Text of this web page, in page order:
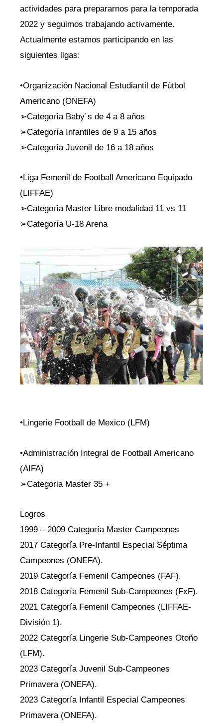
actividades para prepararnos para la temporada
2022 y seguimos trabajando activamente.
Actualmente estamos participando en las
siguientes ligas:
•Organización Nacional Estudiantil de Fútbol
Americano (ONEFA)
➢Categoría Baby´s de 4 a 8 años
➢Categoría Infantiles de 9 a 15 años
➢Categoría Juvenil de 16 a 18 años
•Liga Femenil de Football Americano Equipado
(LIFFAE)
➢Categoría Master Libre modalidad 11 vs 11
➢Categoría U-18 Arena
•Lingerie Football de Mexico (LFM)
•Administración Integral de Football Americano
(AIFA)
➢Categoria Master 35 +
Logros
1999 – 2009 Categoría Master Campeones
2017 Categoría Pre-Infantil Especial Séptima
Campeones (ONEFA).
2019 Categoría Femenil Campeones (FAF).
2018 Categoría Femenil Sub-Campeones (FxF).
2021 Categoría Femenil Campeones (LIFFAE-
División 1).
2022 Categoría Lingerie Sub-Campeones Otoño
(LFM).
2023 Categoría Juvenil Sub-Campeones
Primavera (ONEFA).
2023 Categoría Infantil Especial Campeones
Primavera (ONEFA).